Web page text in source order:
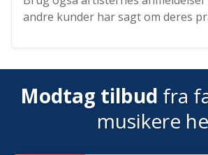
andre kunder har sagt om deres
Modtag tilbud fra
musikere